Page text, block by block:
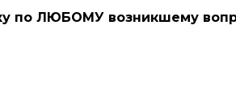
по ЛЮБОМУ возникшему